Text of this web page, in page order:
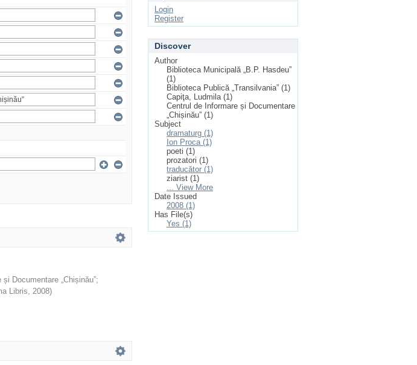
Documentare „Chișinău”;
Libris, 2008)
Login
Register
Discover
Author
Biblioteca Municipală „B.P. Hasdeu”
(1)
Biblioteca Publică „Transilvania” (1)
Capiţa, Ludmila (1)
Centrul de Informare și Documentare
„Chișinău” (1)
Subject
dramaturg (1)
Ion Proca (1)
poeti (1)
prozatori (1)
traducător (1)
ziarist (1)
... View More
Date Issued
2008 (1)
Has File(s)
Yes (1)